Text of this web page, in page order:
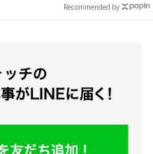
Recommended by